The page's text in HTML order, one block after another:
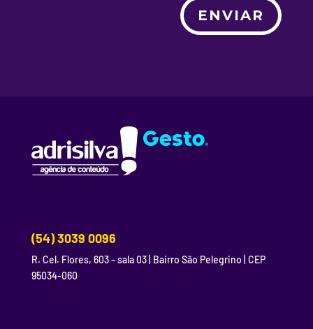
ENVIAR
(54) 3039 0096
R. Cel. Flores, 603 – sala 03 | Bairro São Pelegrino | CEP
95034-060